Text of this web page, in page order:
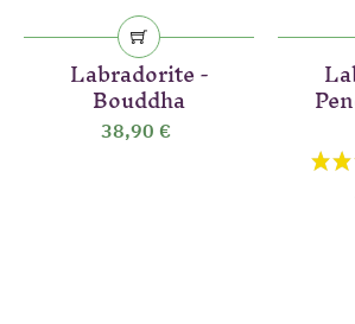
Labradorite -
Bouddha
38,90 €